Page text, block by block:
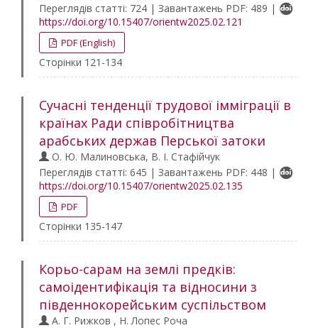
Переглядів статті: 724 | Завантажень PDF: 489 |
https://doi.org/10.15407/orientw2025.02.121
PDF (English)
Сторінки 121-134
Сучасні тенденції трудової імміграції в
країнах Ради співробітництва
арабських держав Перської затоки
О. Ю. Малиновська, В. І. Стафійчук
Переглядів статті: 645 | Завантажень PDF: 448 |
https://doi.org/10.15407/orientw2025.02.135
PDF
Сторінки 135-147
Корьо-сарам на землі предків:
самоідентифікація та відносини з
південнокорейським суспільством
А. Г. Рижков , Н. Лопес Роча